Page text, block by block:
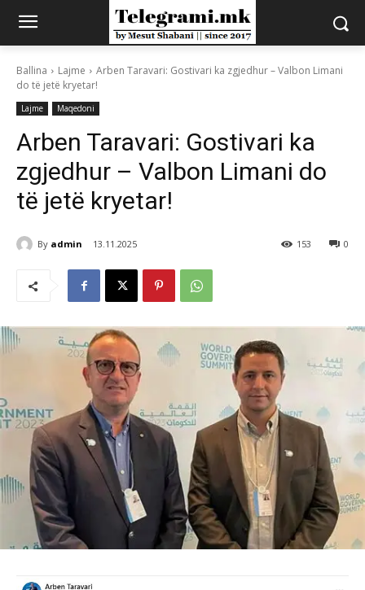
Ballina Lajme
Arben Taravari: Gostivari ka zgjedhur – Valbon Limani
do të jetë kryetar!
Lajme Maqedoni
Arben Taravari: Gostivari ka
zgjedhur – Valbon Limani do
të jetë kryetar!
By admin 13.11.2025 0
153